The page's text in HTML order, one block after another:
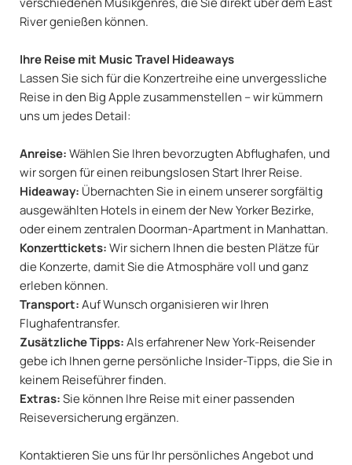
River genießen können.
Ihre Reise mit Music Travel Hideaways
Lassen Sie sich für die Konzertreihe eine unvergessliche
Reise in den Big Apple zusammenstellen – wir kümmern
uns um jedes Detail:
Anreise:Wählen Sie Ihren bevorzugten Abflughafen, und
wir sorgen für einen reibungslosen Start Ihrer Reise.
Hideaway: Übernachten Sie in einem unserer sorgfältig
ausgewählten Hotels in einem der New Yorker Bezirke,
oder einem zentralen Doorman-Apartment in Manhattan.
Konzerttickets:Wir sichern Ihnen die besten Plätze für
die Konzerte, damit Sie die Atmosphäre voll und ganz
erleben können.
Transport:Auf Wunsch organisieren wir Ihren
Flughafentransfer.
Zusätzliche Tipps:Als erfahrener New York-Reisender
gebe ich Ihnen gerne persönliche Insider-Tipps, die Sie in
keinem Reiseführer finden.
Extras:Sie können Ihre Reise mit einer passenden
Reiseversicherung ergänzen.
Kontaktieren Sie uns für Ihr persönliches Angebot und